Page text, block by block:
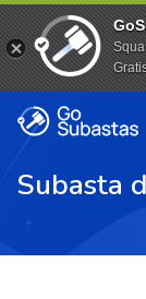
Subasta